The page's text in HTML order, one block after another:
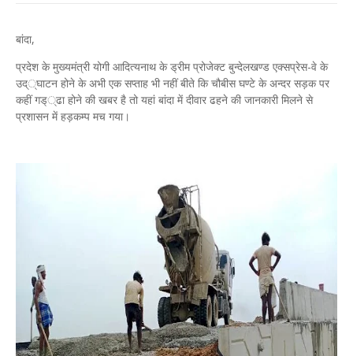
बांदा,
प्रदेश के मुख्यमंत्री योगी आदित्यनाथ के ड्रीम प्रोजेक्ट बुन्देलखण्ड एक्सप्रेस-वे के
उद््घाटन होने के अभी एक सप्ताह भी नहीं बीते कि चौबीस घण्टे के अन्दर सड़क पर
कहीं गड््ढा होने की खबर है तो यहां बांदा में दीवार ढहने की जानकारी मिलने से
प्रशासन में हड़कम्प मच गया।